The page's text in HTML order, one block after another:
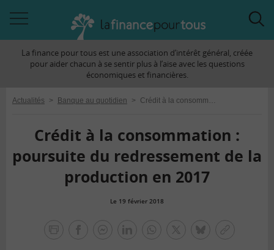
àLa finance pour tous est une association d’intérêt général, créée
pour aider chacun à se sentir plus à l’aise avec les questions
économiques et financières.
Actualités > Banque au quotidien > Crédit à la consommation : poursuite du redressement de la production en 2017
Crédit à la consommation :
poursuite du redressement de la
production en 2017
Le 19 février 2018